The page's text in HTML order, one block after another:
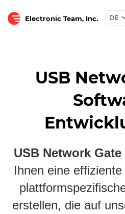
Electronic Team, Inc. DE
USB
USB Network Gate
Ihnen eine
erstellen, die auf